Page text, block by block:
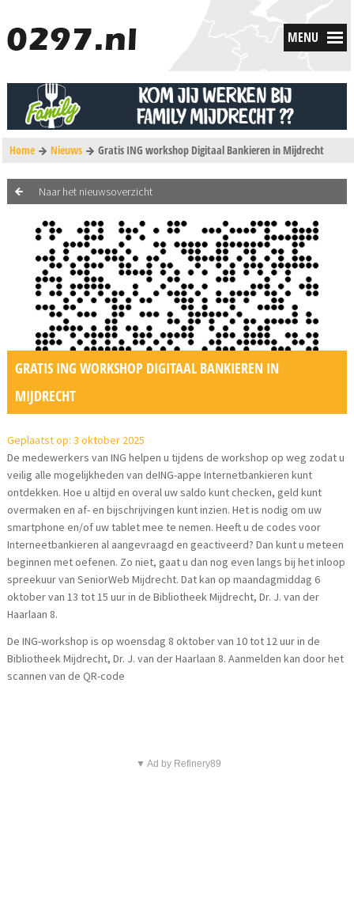
MENU
Home Nieuws Gratis ING workshop Digitaal Bankieren in Mijdrecht
Naar het nieuwsoverzicht
GRATIS ING WORKSHOP DIGITAAL BANKIEREN IN
MIJDRECHT
Geplaatst op: 3 oktober 2025
De medewerkers van ING helpen u tijdens de workshop op weg zodat u
veilig alle mogelijkheden van deING-appe Internetbankieren kunt
ontdekken. Hoe u altijd en overal uw saldo kunt checken, geld kunt
overmaken en af- en bijschrijvingen kunt inzien. Het is nodig om uw
smartphone en/of uw tablet mee te nemen. Heeft u de codes voor
Interneetbankieren al aangevraagd en geactiveerd? Dan kunt u meteen
beginnen met oefenen. Zo niet, gaat u dan nog even langs bij het inloop
spreekuur van SeniorWeb Mijdrecht. Dat kan op maandagmiddag 6
oktober van 13 tot 15 uur in de Bibliotheek Mijdrecht, Dr. J. van der
Haarlaan 8.
De ING-workshop is op woensdag 8 oktober van 10 tot 12 uur in de
Bibliotheek Mijdrecht, Dr. J. van der Haarlaan 8. Aanmelden kan door het
scannen van de QR-code
▼ Ad by Refinery89